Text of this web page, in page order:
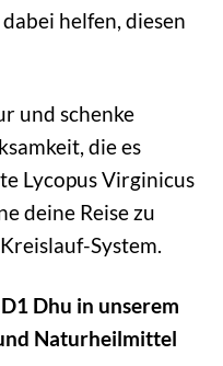
helfen, diesen
und schenke
die es
Lycopus Virginicus
deine Reise zu
System.
Dhu in unserem
Naturheilmittel